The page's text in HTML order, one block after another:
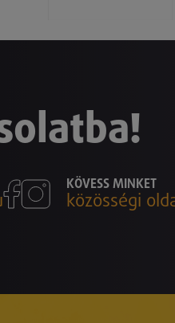
KÖVESS MINKET
közösségi